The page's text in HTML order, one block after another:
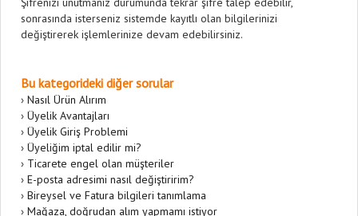
sonrasında isterseniz sistemde kayıtlı olan bilgilerinizi
değiştirerek işlemlerinize devam edebilirsiniz.
Bu kategorideki diğer sorular
› Nasıl Ürün Alırım
› Üyelik Avantajları
› Üyelik Giriş Problemi
› Üyeliğim iptal edilir mi?
› Ticarete engel olan müşteriler
› E-posta adresimi nasıl değiştiririm?
› Bireysel ve Fatura bilgileri tanımlama
› Mağaza, doğrudan alım yapmamı istiyor